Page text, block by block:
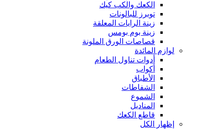
الكعك والكب كيك
توبرز للبالونات
زينة الرايات المعلقة
زينة بوم بومس
قصاصات الورق الملونة
لوازم المائدة
أدوات تناول الطعام
أكواب
الأطباق
الشفاطات
الشموع
المناديل
قاطع الكعك
إظهار الكل